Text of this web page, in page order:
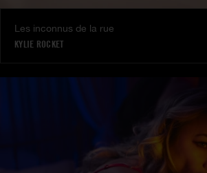
Les inconnus de la rue
KYLIE ROCKET